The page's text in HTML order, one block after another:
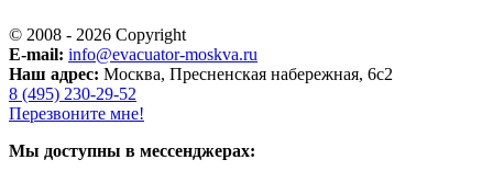
© 2008 - 2026 Copyright
E-mail: info@evacuator-moskva.ru
Наш адрес: Москва, Пресненская набережная, 6с2
8 (495) 230-29-52
Перезвоните мне!
Мы доступны в мессенджерах: